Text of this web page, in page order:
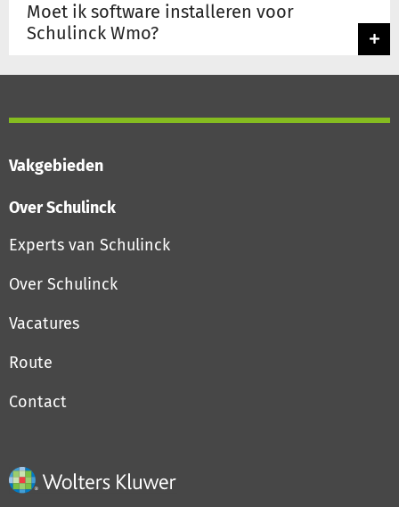
Moet ik software installeren voor
Schulinck Wmo?
Vakgebieden
Over Schulinck
Experts van Schulinck
Over Schulinck
Vacatures
Route
Contact